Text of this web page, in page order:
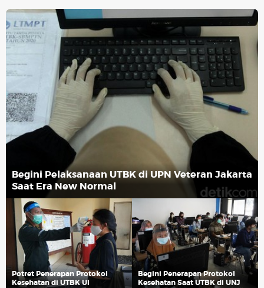
Begini Pelaksanaan UTBK di UPN Veteran Jakarta
Saat Era New Normal
Potret Penerapan Protokol
Kesehatan di UTBK UI
Begini Penerapan Protokol
Kesehatan Saat UTBK di UNJ